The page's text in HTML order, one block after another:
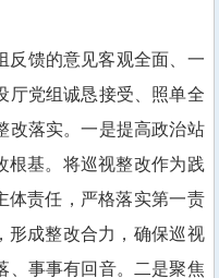
反馈的意见客观全面、一
厅党组诚恳接受、照单全
改落实。一是提高政治站
根基。将巡视整改作为践
体责任，严格落实第一责
形成整改合力，确保巡视
、事事有回音。二是聚焦